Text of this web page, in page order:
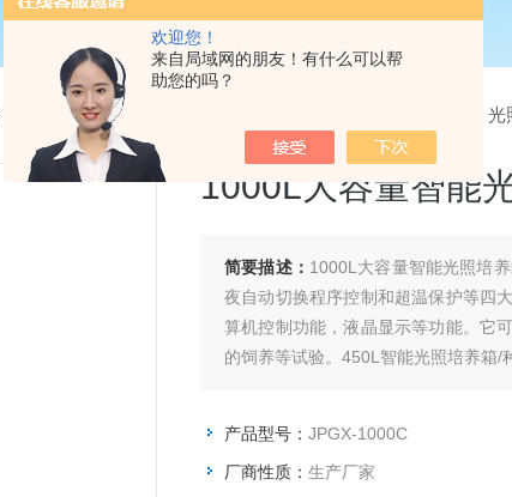
欢迎您！
来自局域网的朋友！有什么可以帮
助您的吗？
光照培养箱> JPGX-1000C1000L大容量智能光照培养箱 光
1000L大容量智能
简要描述： 1000L大容量智能光照培养箱 光照度22000是由电脑控制，具有光照、冷热恒
夜自动切换程序控制和超温保护等四
算机控制功能，液晶显示等功能。它
的饲养等试验。450L智能光照培养箱/
产品型号： JPGX-1000C
厂商性质： 生产厂家